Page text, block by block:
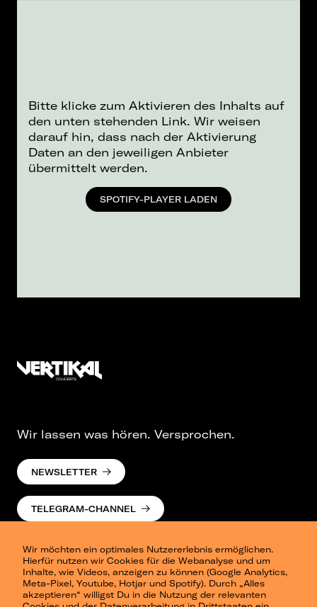
Bitte klicke zum Aktivieren des Inhalts auf
den unten stehenden Link. Wir weisen
darauf hin, dass nach der Aktivierung
Daten an den jeweiligen Anbieter
übermittelt werden.
SPOTIFY-PLAYER LADEN
Wir möchten ein optimales Nutzererlebnis ermöglichen.
Hierfür nutzen wir Cookies für die Webanalyse und um
Inhalte, wie Videos, anzeigen zu können (Google Analytics,
Meta-Pixel, Youtube, Hotjar und Spotify). Durch „Alles
akzeptieren“ willigst Du in die Nutzung der relevanten
Wir lassen was hören. Versprochen.
NEWSLETTER
TELEGRAM-CHANNEL